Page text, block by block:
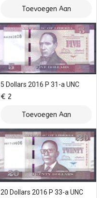
Toevoegen Aan
Winkelwagen
5 Dollars 2016 P 31-a UNC
€ 2
Toevoegen Aan
Winkelwagen
20 Dollars 2016 P 33-a UNC